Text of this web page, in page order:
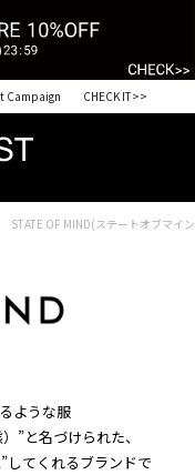
Campaign CHECK IT>>
STATE OF MIND(ステートオブマイ
ような服
”と名づけられた、
してくれるブランドで